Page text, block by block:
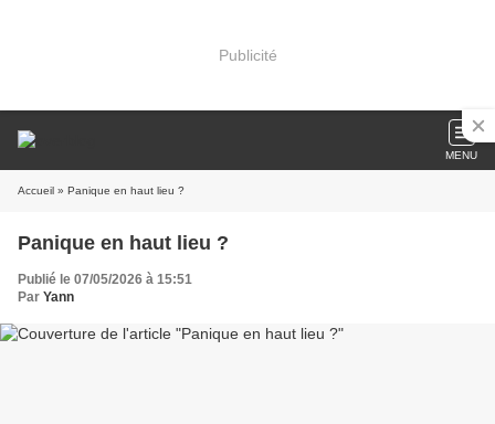
Publicité
MENU
Accueil » Panique en haut lieu ?
Panique en haut lieu ?
Publié le 07/05/2026 à 15:51
Par Yann